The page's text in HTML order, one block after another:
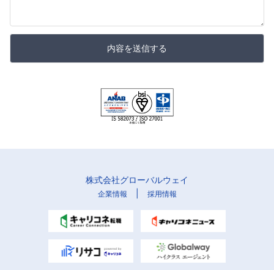
内容を送信する
株式会社グローバルウェイ
企業情報 採用情報